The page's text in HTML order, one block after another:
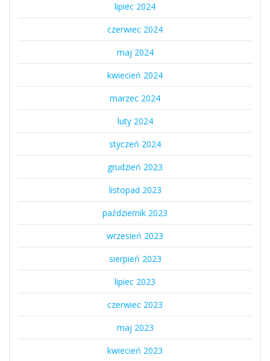
lipiec 2024
czerwiec 2024
maj 2024
kwiecień 2024
marzec 2024
luty 2024
styczeń 2024
grudzień 2023
listopad 2023
październik 2023
wrzesień 2023
sierpień 2023
lipiec 2023
czerwiec 2023
maj 2023
kwiecień 2023